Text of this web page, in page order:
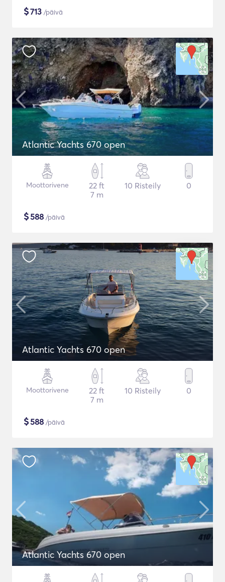
$713 /päivä
Atlantic Yachts 670 open
Moottorivene
22 ft
7 m
10 Risteily 0
$588 /päivä
Atlantic Yachts 670 open
Moottorivene
22 ft
7 m
10 Risteily 0
$588 /päivä
Atlantic Yachts 670 open